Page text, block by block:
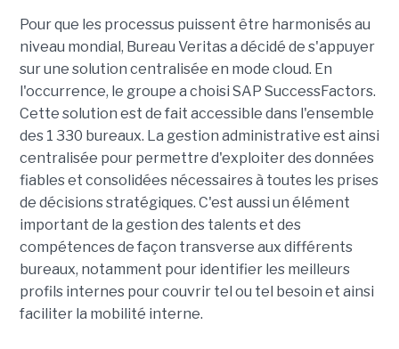
Pour que les processus puissent être harmonisés au
niveau mondial, Bureau Veritas a décidé de s'appuyer
sur une solution centralisée en mode cloud. En
l'occurrence, le groupe a choisi SAP SuccessFactors.
Cette solution est de fait accessible dans l'ensemble
des 1 330 bureaux. La gestion administrative est ainsi
centralisée pour permettre d'exploiter des données
fiables et consolidées nécessaires à toutes les prises
de décisions stratégiques. C'est aussi un élément
important de la gestion des talents et des
compétences de façon transverse aux différents
bureaux, notamment pour identifier les meilleurs
profils internes pour couvrir tel ou tel besoin et ainsi
faciliter la mobilité interne.